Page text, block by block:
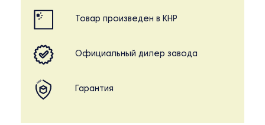
Товар произведен в КНР
Официальный дилер завода
Гарантия